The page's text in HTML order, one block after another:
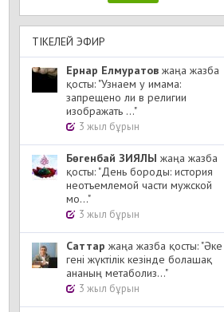
ТІКЕЛЕЙ ЭФИР
Ернар Елмуратов жаңа жазба
қосты: "Узнаем у имама:
запрещено ли в религии
изображать ..."
3 жыл бұрын
Бөгенбай ЗИЯЛЫ жаңа жазба
қосты: "День бороды: история
неотъемлемой части мужской
мо..."
3 жыл бұрын
Cаттар жаңа жазба қосты: "Әке
гені жүктілік кезінде болашақ
ананың метаболиз..."
3 жыл бұрын